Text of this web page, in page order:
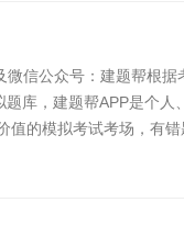
微信公众号：建题帮根据
库，建题帮APP是个人
值的模拟考试考场，有错
...